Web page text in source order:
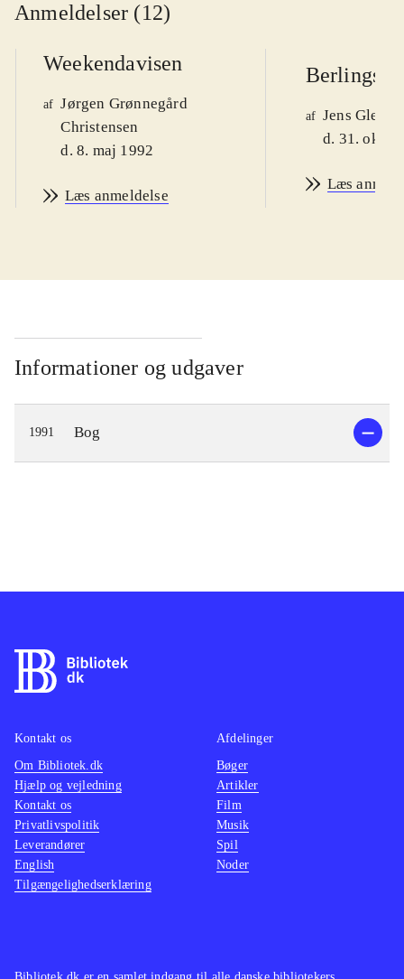
Anmeldelser (12)
Weekendavisen
af Jørgen Grønnegård
Christensen
d. 8. maj 1992
Læs anmeldelse
af Jens
d. 31. okt.
Læs
Informationer og udgaver
1991 Bog
Kontakt os
Om Bibliotek.dk
Hjælp og vejledning
Kontakt os
Privatlivspolitik
Leverandører
English
Tilgængelighedserklæring
Afdelinger
Bøger
Artikler
Film
Musik
Spil
Noder